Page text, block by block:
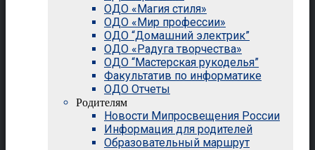
ОДО «Магия стиля»
ОДО «Мир профессии»
ОДО “Домашний электрик”
ОДО «Радуга творчества»
ОДО “Мастерская рукоделья”
Факультатив по информатике
ОДО Отчеты
Родителям
Новости Мипросвещения России
Информация для родителей
Образовательный маршрут